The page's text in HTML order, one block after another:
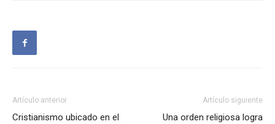
Artículo anterior
Cristianismo ubicado en el
Artículo siguiente
Una orden religiosa logra